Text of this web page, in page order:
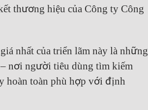
thương hiệu của Công ty Công
nhất của triển lãm này là những
nơi người tiêu dùng tìm kiếm
hoàn toàn phù hợp với định